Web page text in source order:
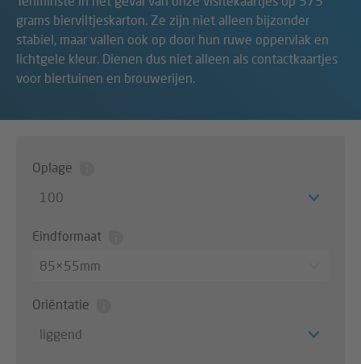
grams bierviltjeskarton. Ze zijn niet alleen bijzonder
stabiel, maar vallen ook op door hun ruwe oppervlak en
lichtgele kleur. Dienen dus niet alleen als contactkaartjes
voor biertuinen en brouwerijen.
Oplage
100
Eindformaat
85×55mm
Oriëntatie
liggend